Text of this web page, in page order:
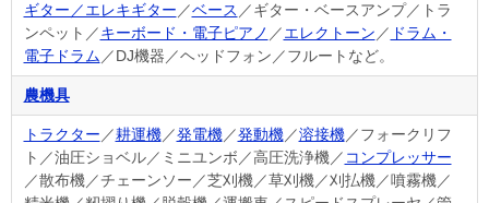
ギター／エレキギター ／ベース ／ギター・ベースアンプ／トラ
ンペット／キーボード・電子ピアノ ／エレクトーン ／ ドラム・
電子ドラム ／DJ機器／ヘッドフォン／フルートなど。
農機具
トラクター ／耕運機／発電機／発動機／溶接機／フォークリフ
ト／油圧ショベル／ミニユンボ／高圧洗浄機／ コンプレッサー
／散布機／チェーンソー／芝刈機／草刈機／刈払機／噴霧機／